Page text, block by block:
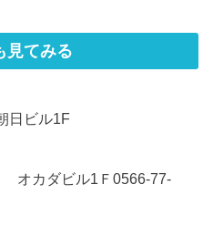
見てみる
日ビル1F
オカダビル1Ｆ0566-77-